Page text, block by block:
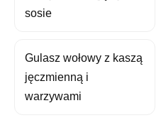
sosie
Gulasz wołowy z kaszą
jęczmienną i
warzywami